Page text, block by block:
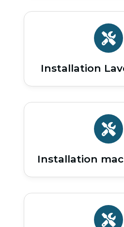
Installation
Installation